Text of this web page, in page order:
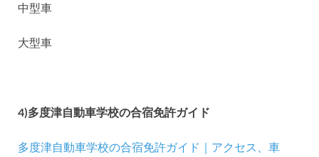
中型車
大型車
4)多度津自動車学校の合宿免許ガイド
多度津自動車学校の合宿免許ガイド｜アクセス、車